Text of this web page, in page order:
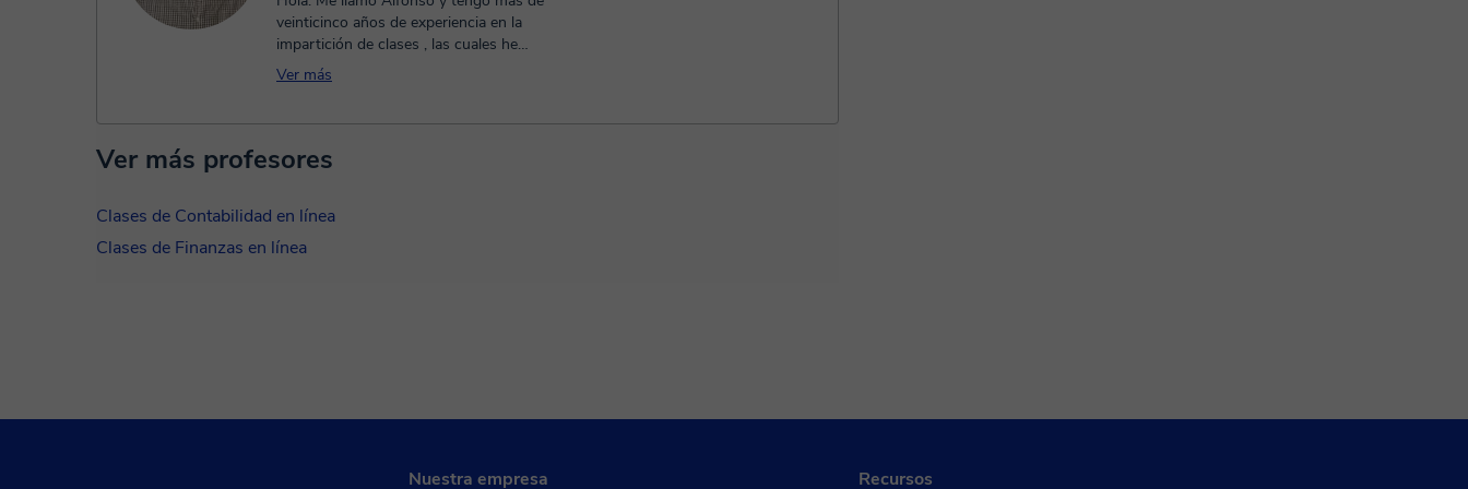
veinticinco años de experiencia en la
impartición de clases , las cuales he
compatibilizado con mi actividad pro...
Ver más
Ver más profesores
Clases de Contabilidad en línea
Clases de Finanzas en línea
Nuestra empresa Recursos